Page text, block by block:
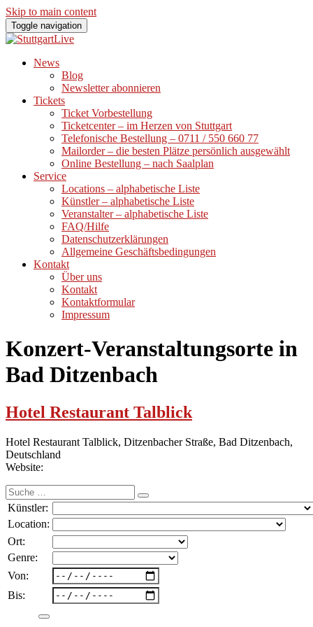
Skip to main content
Toggle navigation
News
Blog
Newsletter abonnieren
Tickets
Ticket Vorbestellung
Ticketcenter – im Herzen von Stuttgart
Telefonische Bestellung – 0711 / 550 660 77
Mailorder – die besten Plätze persönlich ausgewählt
Online Bestellung – nach Saalplan
Service
Locations – alphabetische Liste
Künstler – alphabetische Liste
Veranstalter – alphabetische Liste
FAQ/Hilfe
Datenschutzerklärungen
Allgemeine Geschäftsbedingungen
Kontakt
Über uns
Kontakt
Kontaktformular
Impressum
Konzert-Veranstaltungsorte in
Bad Ditzenbach
Hotel Restaurant Talblick
Hotel Restaurant Talblick, Ditzenbacher Straße, Bad Ditzenbach,
Deutschland
Website:
Suche
nach:
Künstler:
Location:
Ort:
Genre:
Von:
Bis: